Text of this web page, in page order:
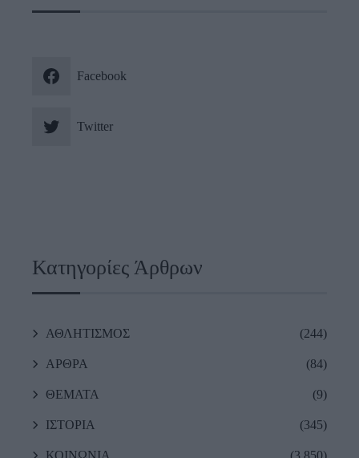
Facebook
Twitter
Κατηγορίες Άρθρων
ΑΘΛΗΤΙΣΜΟΣ (244)
ΑΡΘΡΑ (84)
ΘΕΜΑΤΑ (9)
ΙΣΤΟΡΙΑ (345)